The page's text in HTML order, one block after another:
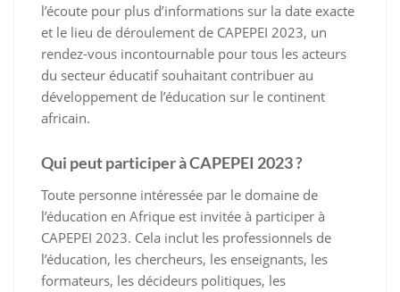
l’écoute pour plus d’informations sur la date exacte
et le lieu de déroulement de CAPEPEI 2023, un
rendez-vous incontournable pour tous les acteurs
du secteur éducatif souhaitant contribuer au
développement de l’éducation sur le continent
africain.
Qui peut participer à CAPEPEI 2023 ?
Toute personne intéressée par le domaine de
l’éducation en Afrique est invitée à participer à
CAPEPEI 2023. Cela inclut les professionnels de
l’éducation, les chercheurs, les enseignants, les
formateurs, les décideurs politiques, les